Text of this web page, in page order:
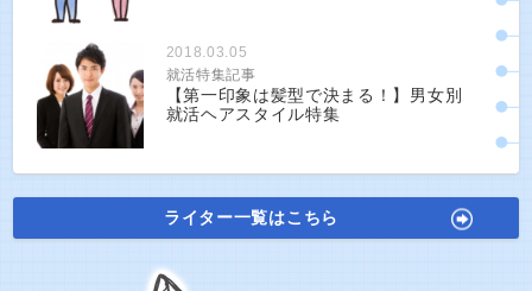
2018.03.05
就活特集記事
【第一印象は髪型で決まる！】男女別
就活ヘアスタイル特集
ライター一覧はこちら